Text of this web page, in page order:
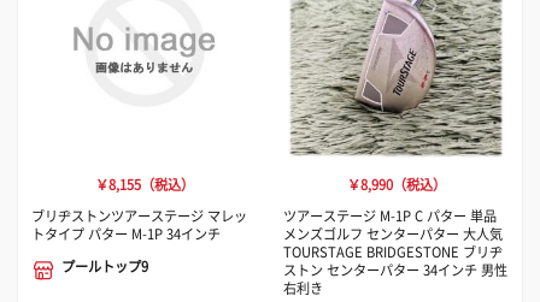
￥8,155（税込）
ブリヂストンツアーステージ マレッ
トタイプ パター M-1P 34インチ
プールトップ9
￥8,990（税込）
ツアーステージ M-1P C パター 単品
メンズゴルフ センターパター 大人気
TOURSTAGE BRIDGESTONE ブリヂ
ストン センターパター 34インチ 男性
右利き